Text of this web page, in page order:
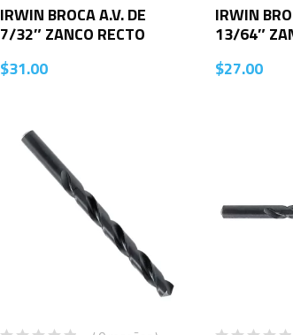
IRWIN BROCA A.V. DE
7/32″ ZANCO RECTO
$31.00
IRWIN
13/64″
$27.00